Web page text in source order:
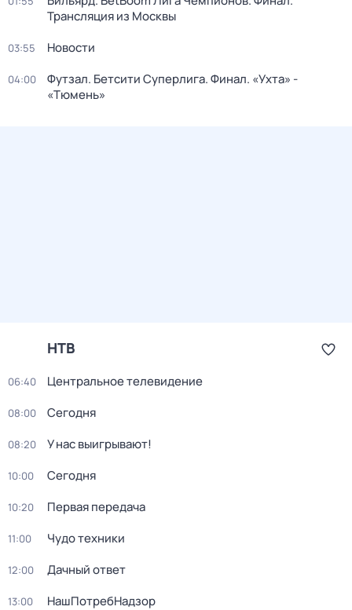
Трансляция из Москвы
03:55 Новости
04:00
Футзал. Бетсити Суперлига. Финал. «Ухта» -
«Тюмень»
НТВ
06:40 Центральное телевидение
08:00 Сегодня
08:20 У нас выигрывают!
10:00 Сегодня
10:20 Первая передача
11:00 Чудо техники
12:00 Дачный ответ
13:00 НашПотребНадзор